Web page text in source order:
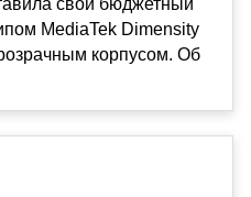
свой бюджетный
MediaTek Dimensity
корпусом. Об